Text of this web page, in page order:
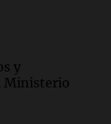
y
Ministerio